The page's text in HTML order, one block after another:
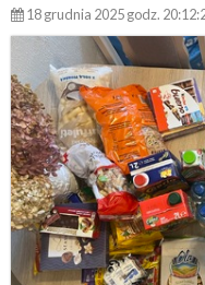
18 grudnia 2025 godz.